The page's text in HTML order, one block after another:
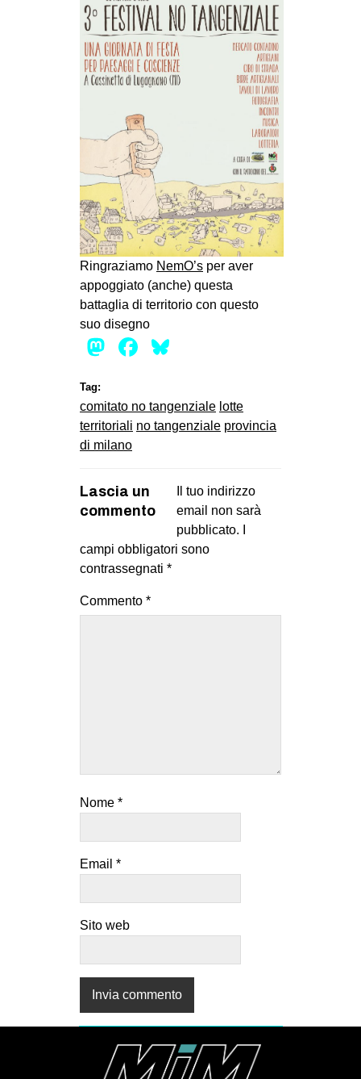
Ringraziamo NemO’s per aver
appoggiato (anche) questa
battaglia di territorio con questo
suo disegno
Mastodon
Facebook
Tag:
comitato no tangenziale lotte
territoriali no tangenziale provincia
di milano
Lascia un
commento
Il tuo indirizzo
email non sarà
pubblicato.
campi obbligatori sono
contrassegnati *
Commento *
Nome *
Email *
Sito web